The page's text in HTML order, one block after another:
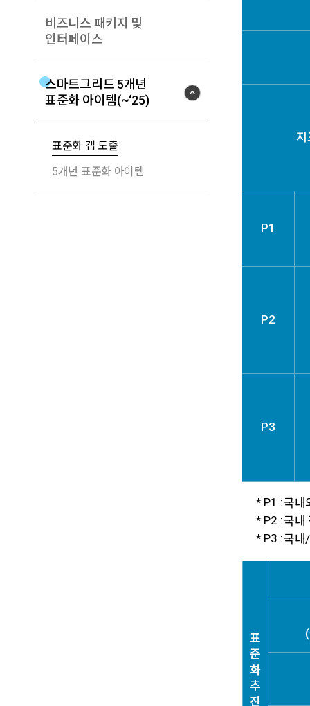
비즈니스 패키지 및
인터페이스
스마트그리드 5개년
표준화 아이템(~‘25)
표준화 갭 도출
5개년 표준화 아이템
지
P1
P2
P3
* P1 :국내
* P2 :국내
* P3 :국내
표
준
화
추
진